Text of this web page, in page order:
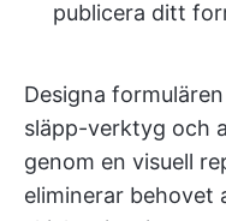
publicera ditt
Designa
släpp-verktyg och
genom en visuell
eliminerar behovet